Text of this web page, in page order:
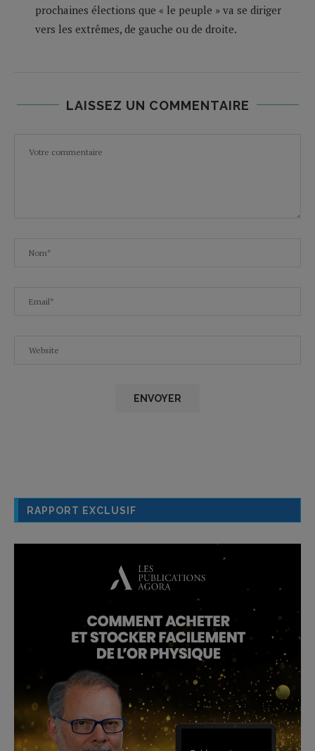
prochaines élections que « le peuple » va se diriger
vers les extrêmes, de gauche ou de droite.
LAISSEZ UN COMMENTAIRE
RAPPORT EXCLUSIF